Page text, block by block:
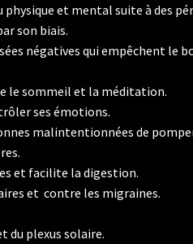
et mental suite à des
son biais.
négatives qui empêchent le
le sommeil et la méditation.
ses émotions.
malintentionnées de
et facilite la digestion.
et contre les migraines.
du plexus solaire.